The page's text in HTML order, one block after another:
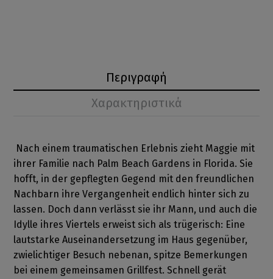
Περιγραφή
Χαρακτηριστικά
Nach einem traumatischen Erlebnis zieht Maggie mit
ihrer Familie nach Palm Beach Gardens in Florida. Sie
hofft, in der gepflegten Gegend mit den freundlichen
Nachbarn ihre Vergangenheit endlich hinter sich zu
lassen. Doch dann verlässt sie ihr Mann, und auch die
Idylle ihres Viertels erweist sich als trügerisch: Eine
lautstarke Auseinandersetzung im Haus gegenüber,
zwielichtiger Besuch nebenan, spitze Bemerkungen
bei einem gemeinsamen Grillfest. Schnell gerät